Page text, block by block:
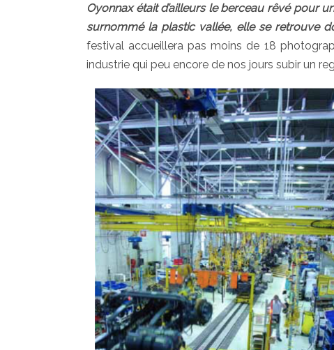
Oyonnax était d’ailleurs le berceau rêvé pour
surnommé la plastic vallée, elle se retrouve
festival accueillera pas moins de 18
industrie qui peu encore de nos jours subir un